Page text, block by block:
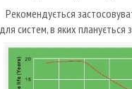
Рекомендується
для систем, в яких планується